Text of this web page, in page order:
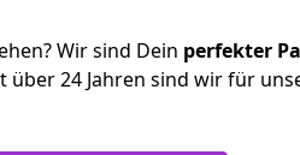
Wir sind Dein perfekter
über 24 Jahren sind wir für